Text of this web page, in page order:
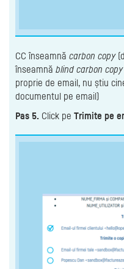
CC înseamnă carbon copy
înseamnă blind carbon copy
proprie de email, nu știu
documentul pe email)
Pas 5. Click pe Trimite pe